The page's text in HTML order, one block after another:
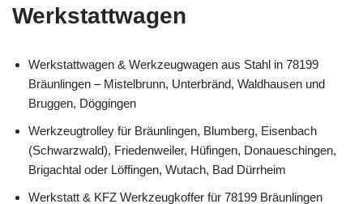
Werkstattwagen
Werkstattwagen & Werkzeugwagen aus Stahl in 78199
Bräunlingen – Mistelbrunn, Unterbränd, Waldhausen und
Bruggen, Döggingen
Werkzeugtrolley für Bräunlingen, Blumberg, Eisenbach
(Schwarzwald), Friedenweiler, Hüfingen, Donaueschingen,
Brigachtal oder Löffingen, Wutach, Bad Dürrheim
Werkstatt & KFZ Werkzeugkoffer für 78199 Bräunlingen